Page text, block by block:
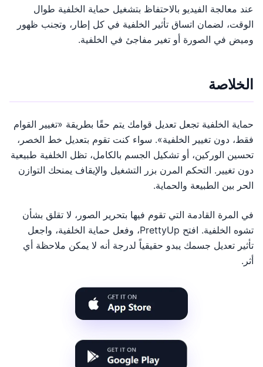
عند معالجة الفيديو بالاحتفاظ بتشغيل حماية الخلفية طوال
الوقت، لضمان اتساق تأثير الخلفية في كل إطار، وتجنب ظهور
وميض في الصورة أو تغير مفاجئ في الخلفية.
الخلاصة
حماية الخلفية تجعل تعديل قوامك يتم حقًا بطريقة «تغيير القوام
فقط، دون تغيير الخلفية». سواء كنت تقوم بتعديل خط الخصر،
تحسين الوركين، أو تشكيل الجسم بالكامل، تظل الخلفية طبيعية
دون تغيير. التحكم المرن بزر التشغيل والإيقاف يمنحك التوازن
الحر بين الطبيعة والحماية.
في المرة القادمة التي تقوم فيها بتحرير الصور، لا تقلق بشأن
تشوه الخلفية. افتح PrettyUp، وفعل حماية الخلفية، واجعل
تأثير تعديل جسمك يبدو حقيقياً لدرجة أنه لا يمكن ملاحظة أي
أثر.